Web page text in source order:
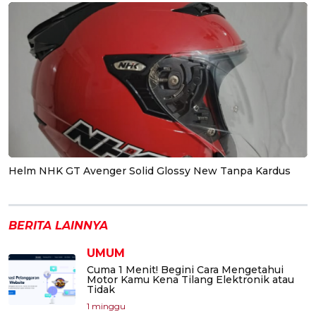
Helm NHK GT Avenger Solid Glossy New Tanpa Kardus
BERITA LAINNYA
UMUM
Cuma 1 Menit! Begini Cara Mengetahui
Motor Kamu Kena Tilang Elektronik atau
Tidak
1 minggu